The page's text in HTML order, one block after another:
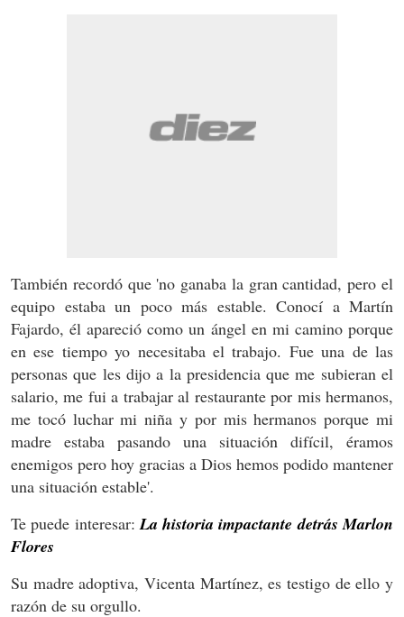
También recordó que 'no ganaba la gran cantidad, pero el
equipo estaba un poco más estable. Conocí a Martín
Fajardo, él apareció como un ángel en mi camino porque
en ese tiempo yo necesitaba el trabajo. Fue una de las
personas que les dijo a la presidencia que me subieran el
salario, me fui a trabajar al restaurante por mis hermanos,
me tocó luchar mi niña y por mis hermanos porque mi
madre estaba pasando una situación difícil, éramos
enemigos pero hoy gracias a Dios hemos podido mantener
una situación estable'.
Te puede interesar: La historia impactante detrás Marlon
Flores
Su madre adoptiva, Vicenta Martínez, es testigo de ello y
razón de su orgullo.